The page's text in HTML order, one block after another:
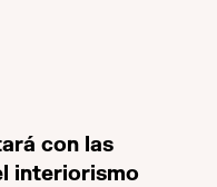
con las
interiorismo